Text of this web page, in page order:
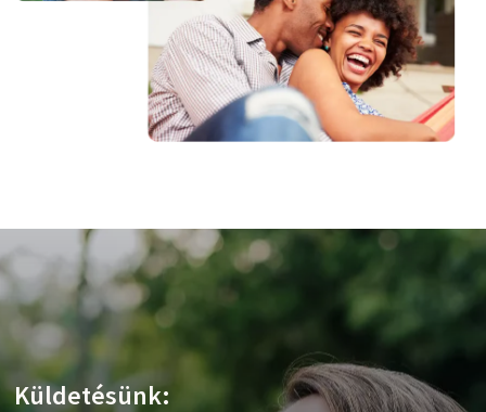
Küldetésünk:
Küldetésünk: